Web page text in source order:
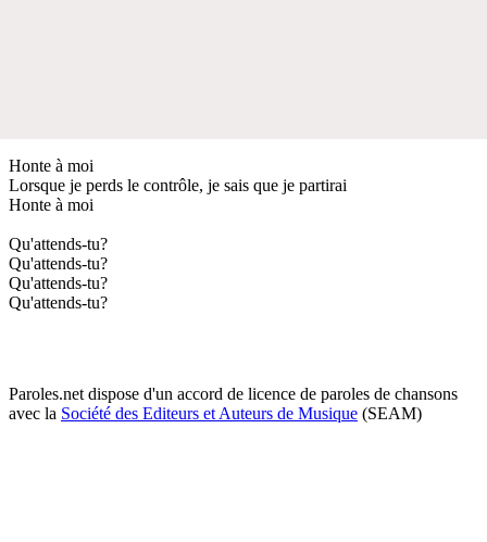
Honte à moi
Lorsque je perds le contrôle, je sais que je partirai
Honte à moi
Qu'attends-tu?
Qu'attends-tu?
Qu'attends-tu?
Qu'attends-tu?
Paroles.net dispose d'un accord de licence de paroles de chansons
avec la Société des Editeurs et Auteurs de Musique (SEAM)